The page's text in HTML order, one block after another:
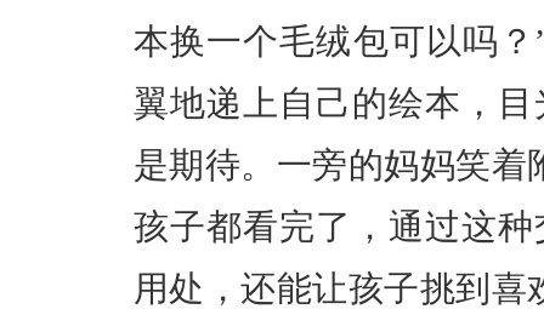
本换一个毛绒包可以吗
翼地递上自己的绘本，
是期待。一旁的妈妈笑着
孩子都看完了，通过这
用处，还能让孩子挑到喜